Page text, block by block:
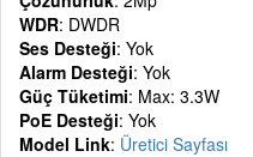
WDR: DWDR
Ses Desteği: Yok
Alarm Desteği: Yok
Güç Tüketimi: Max: 3.3W
PoE Desteği: Yok
Model Link: Üretici Sayfası